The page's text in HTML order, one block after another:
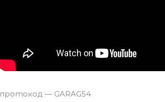
прomокoд — GARAG54